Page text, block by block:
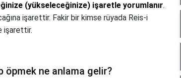
(yükseleceğinize) işaretle yorumlanır.
işarettir. Fakir bir kimse rüyada Reis-i
işarettir.
öpmek ne anlama gelir?